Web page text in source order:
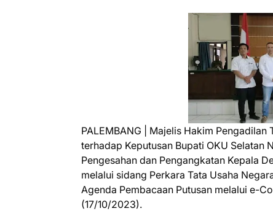
PALEMBANG | Majelis Hakim
terhadap Keputusan Bupati OKU Selatan
Pengesahan dan Pengangkatan Kepala
melalui sidang Perkara Tata Usaha
Agenda Pembacaan Putusan melalui e-
(17/10/2023).